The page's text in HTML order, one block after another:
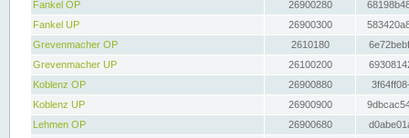
Fankel OP
26900280
Fankel UP
26900300
Grevenmacher OP
2610180
Grevenmacher UP
26100200
Koblenz OP
26900880
Koblenz UP
26900900
Lehmen OP
26900680